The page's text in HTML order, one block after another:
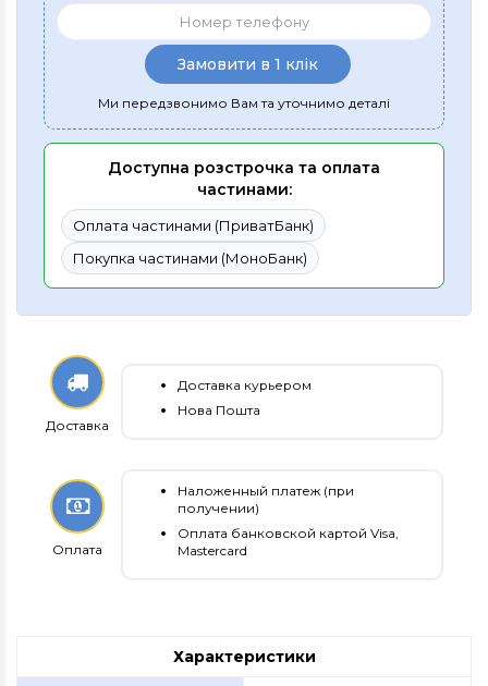
Замовити в 1 клік
Ми передзвонимо Вам та уточнимо деталі
Доступна розстрочка та оплата
частинами:
Оплата частинами (ПриватБанк)
Покупка частинами (МоноБанк)
Доставка
Доставка курьером
Нова Пошта
Оплата
Наложенный платеж (при
получении)
Оплата банковской картой Visa,
Mastercard
Характеристики